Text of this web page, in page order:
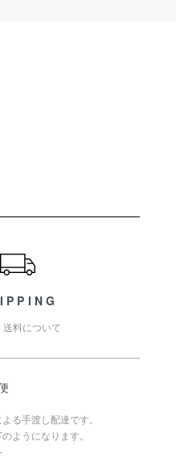
送料について
る手渡し配達です。
ようになります。